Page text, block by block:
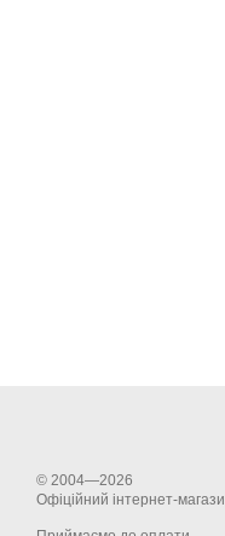
© 2004—2026
Офіційний інтернет-